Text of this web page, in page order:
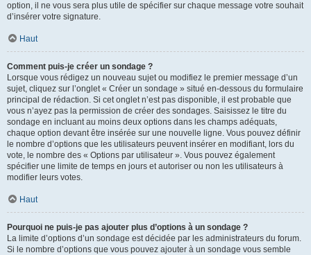
option, il ne vous sera plus utile de spécifier sur chaque message votre souhait
d’insérer votre signature.
Haut
Comment puis-je créer un sondage ?
Lorsque vous rédigez un nouveau sujet ou modifiez le premier message d’un
sujet, cliquez sur l’onglet « Créer un sondage » situé en-dessous du formulaire
principal de rédaction. Si cet onglet n’est pas disponible, il est probable que
vous n’ayez pas la permission de créer des sondages. Saisissez le titre du
sondage en incluant au moins deux options dans les champs adéquats,
chaque option devant être insérée sur une nouvelle ligne. Vous pouvez définir
le nombre d’options que les utilisateurs peuvent insérer en modifiant, lors du
vote, le nombre des « Options par utilisateur ». Vous pouvez également
spécifier une limite de temps en jours et autoriser ou non les utilisateurs à
modifier leurs votes.
Haut
Pourquoi ne puis-je pas ajouter plus d’options à un sondage ?
La limite d’options d’un sondage est décidée par les administrateurs du forum.
Si le nombre d’options que vous pouvez ajouter à un sondage vous semble